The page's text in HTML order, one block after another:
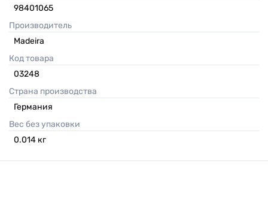
98401065
Производитель
Madeira
Код товара
03248
Страна производства
Германия
Вес без упаковки
0.014 кг